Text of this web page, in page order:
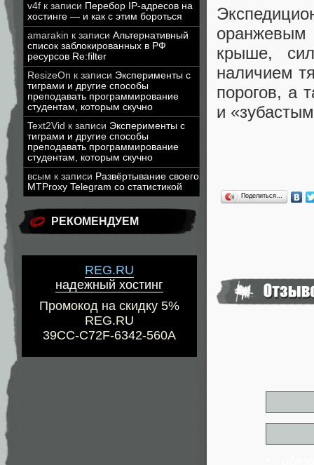
v4f к записи Перебор IP-адресов на
хостинге — и как с этим бороться
amarakin к записи Альтернативный
список заблокированных в РФ
ресурсов Re:filter
ResizeOn к записи Эксперименты с
тиграми и другие способы
преподавать программирование
студентам, которым скучно
Text2Vid к записи Эксперименты с
тиграми и другие способы
преподавать программирование
студентам, которым скучно
всым к записи Развёртывание своего
MTProxy Telegram со статистикой
РЕКОМЕНДУЕМ
REG.RU
надежный хостинг
Промокод на скидку 5%
REG.RU
39CC-C72F-6342-560A
оранжевым
крыше,
наличием
порогов, а
и
Поделиться…